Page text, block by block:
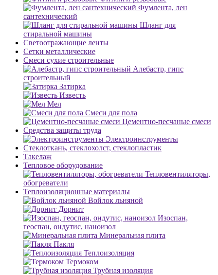
Фумлента, лен
сантехнический
Шланг для
стиральной машины
Светоотражающие ленты
Сетки металлические
Смеси сухие строительные
Алебастр, гипс
строительный
Затирка
Известь
Мел
Смеси для пола
Цементно-песчаные смеси
Средства защиты труда
Электроинструменты
Стеклоткань, стеклохолст, стеклопластик
Такелаж
Тепловое оборудование
Тепловентиляторы,
обогреватели
Теплоизоляционные материалы
Войлок льняной
Дорнит
Изоспан,
геоспан, ондутис, наноизол
Минеральная плита
Пакля
Теплоизоляция
Термоком
Трубная изоляция